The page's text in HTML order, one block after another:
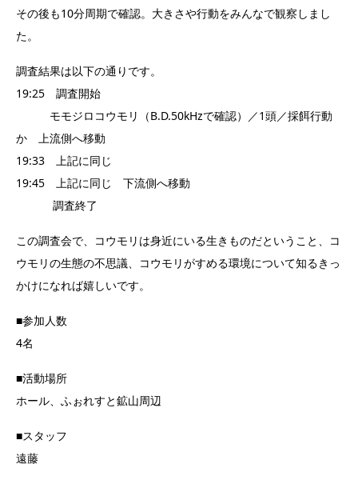
その後も10分周期で確認。大きさや行動をみんなで観察しまし
た。
調査結果は以下の通りです。
19:25 調査開始
モモジロコウモリ（B.D.50kHzで確認）／1頭／採餌行動
か 上流側へ移動
19:33 上記に同じ
19:45 上記に同じ 下流側へ移動
調査終了
この調査会で、コウモリは身近にいる生きものだということ、コ
ウモリの生態の不思議、コウモリがすめる環境について知るきっ
かけになれば嬉しいです。
■参加人数
4名
■活動場所
ホール、ふぉれすと鉱山周辺
■スタッフ
遠藤